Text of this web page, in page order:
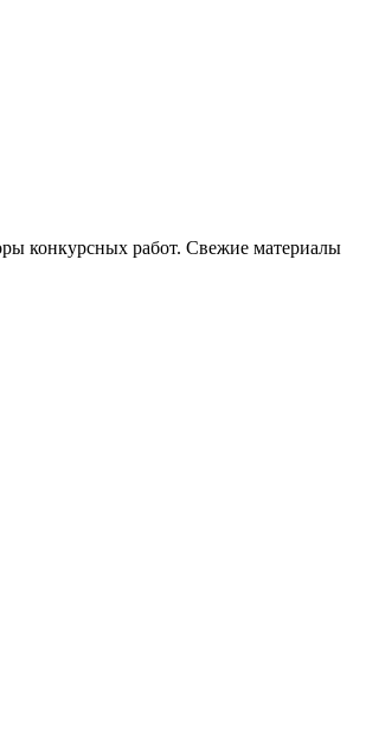
конкурсных работ. Свежие материалы